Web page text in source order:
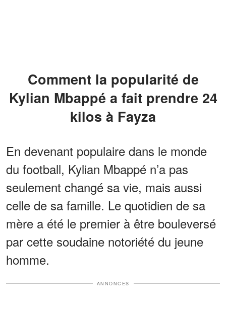
Comment la popularité de
Kylian Mbappé a fait prendre 24
kilos à Fayza
En devenant populaire dans le monde
du football, Kylian Mbappé n’a pas
seulement changé sa vie, mais aussi
celle de sa famille. Le quotidien de sa
mère a été le premier à être bouleversé
par cette soudaine notoriété du jeune
homme.
ANNONCES